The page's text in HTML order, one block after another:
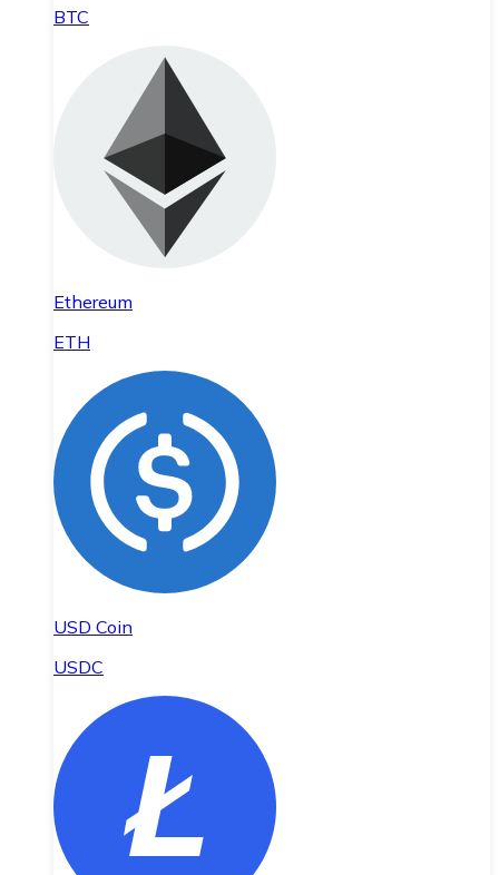
BTC
Ethereum
ETH
USD Coin
USDC